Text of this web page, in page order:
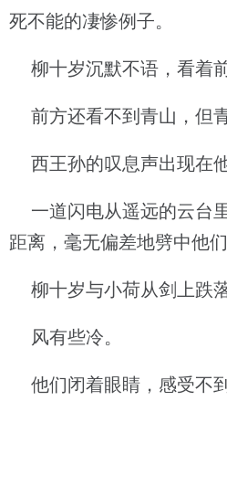
死不能的凄惨例子。
柳十岁沉默不语，看着前
前方还看不到青山，但青
西王孙的叹息声出现在他
一道闪电从遥远的云台
距离，毫无偏差地劈中他们
柳十岁与小荷从剑上跌落
风有些冷。
他们闭着眼睛，感受不到